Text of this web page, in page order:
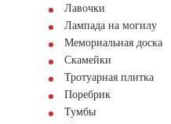
Лавочки
Лампада на могилу
Мемориальная доска
Скамейки
Тротуарная плитка
Поребрик
Тумбы